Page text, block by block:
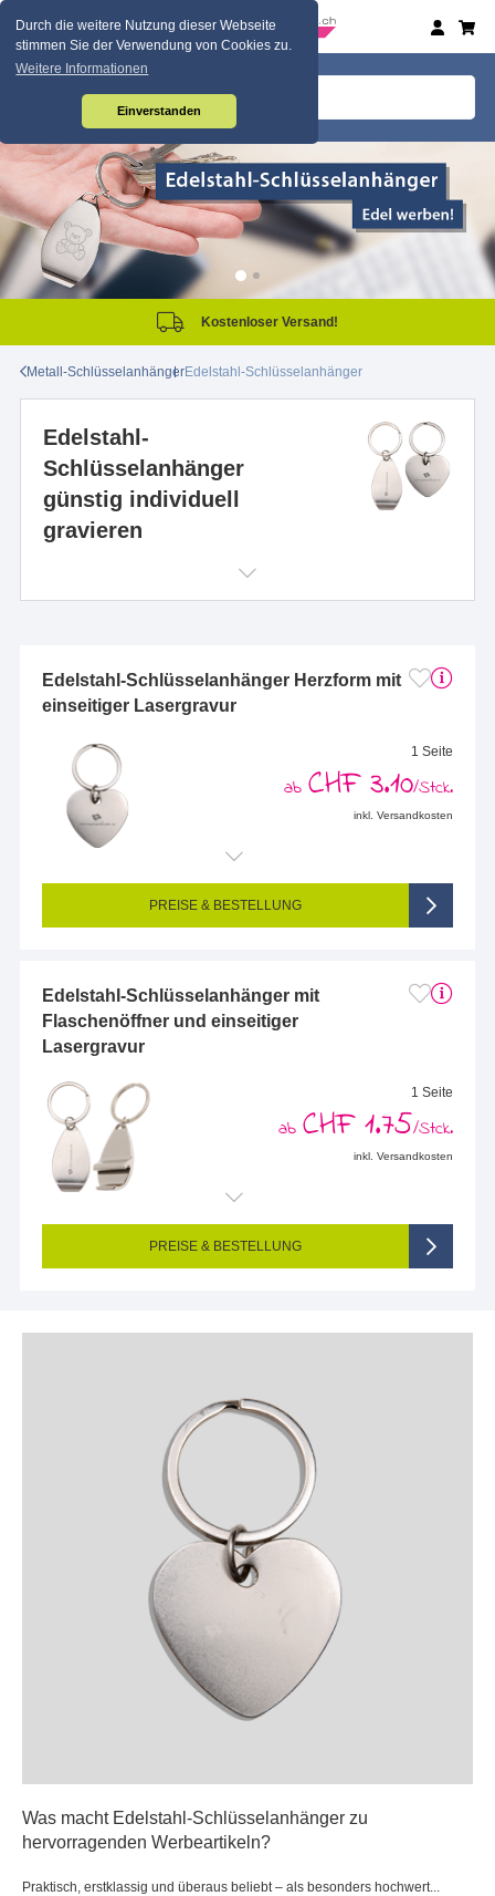
Durch die weitere Nutzung dieser Webseite
stimmen Sie der Verwendung von Cookies zu.
Weitere Informationen
Einverstanden
Kostenloser Versand!
Metall-SchlüsselanhängerEdelstahl-Schlüsselanhänger
Edelstahl-
Schlüsselanhänger
günstig individuell
gravieren
Edelstahl-Schlüsselanhänger Herzform mit
einseitiger Lasergravur
1 Seite
ab CHF 3.10/Stck.
inkl. Versandkosten
Endformat (bedruckte Fläche): 20 x 10 mm
Seitigkeit: 1-seitig (Vorderseite graviert, Rückseite nicht graviert)
Einseitig graviert
PREISE & BESTELLUNG
Edelstahl-Schlüsselanhänger mit
Flaschenöffner und einseitiger
Lasergravur
1 Seite
ab CHF 1.75/Stck.
inkl. Versandkosten
Endformat (bedruckte Fläche): 10 x 25 mm
Seitigkeit: 1-seitig (Vorderseite graviert, Rückseite nicht graviert)
Einseitig graviert
PREISE & BESTELLUNG
Was macht Edelstahl-Schlüsselanhänger zu
hervorragenden Werbeartikeln?
Praktisch, erstklassig und überaus beliebt – als besonders hochwert...